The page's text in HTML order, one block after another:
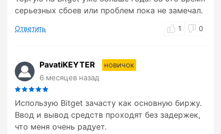
серьезных сбоев или проблем пока не замечал.
Ответить 1 0
PavatiKEYTER
новичок
6 месяцев назад
Использую Bitget зачасту как основную биржу.
Ввод и вывод средств проходят без задержек,
что меня очень радует.